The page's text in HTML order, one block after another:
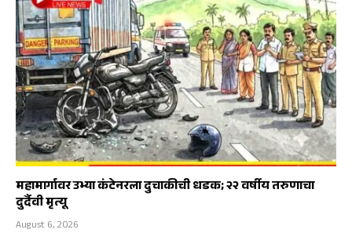
महामार्गावर उभ्या कंटेनरला दुचाकीची धडक; २२ वर्षीय तरुणाचा
दुर्दैवी मृत्यू
August 6, 2026